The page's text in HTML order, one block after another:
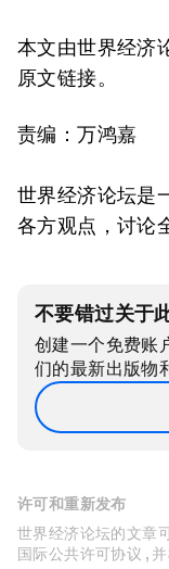
本文由世界经济
原文链接。
责编：万鸿嘉
世界经济论坛是
各方观点，讨论
不要错过关于
创建一个免费账
们的最新出版物
许可和重新发布
世界经济论坛的文章
国际公共许可协议 ,